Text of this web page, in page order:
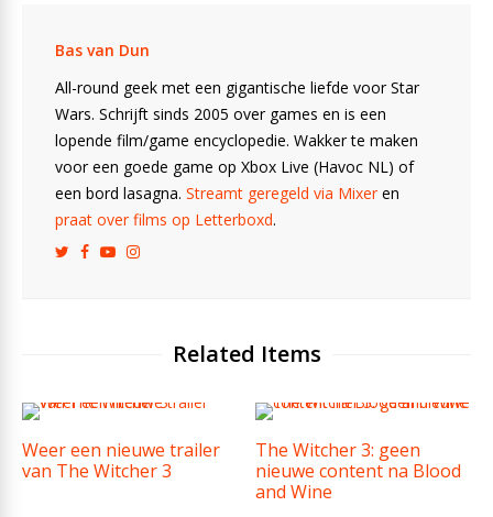
Bas van Dun
All-round geek met een gigantische liefde voor Star
Wars. Schrijft sinds 2005 over games en is een
lopende film/game encyclopedie. Wakker te maken
voor een goede game op Xbox Live (Havoc NL) of
een bord lasagna. Streamt geregeld via Mixeren
praat over films op Letterboxd.
Related Items
Weer een nieuwe trailer
van The Witcher 3
The Witcher 3: geen
nieuwe content na Blood
and Wine